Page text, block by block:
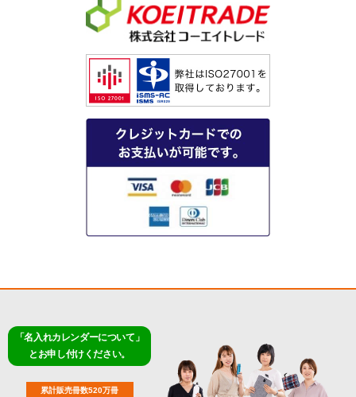
「名入れカレンダーについて」
とお申し付けください。
累計販売冊数520万冊